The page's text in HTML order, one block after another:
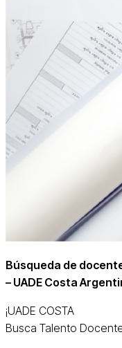
Búsqueda de
– UADE Costa
¡UADE COSTA
Busca Talento